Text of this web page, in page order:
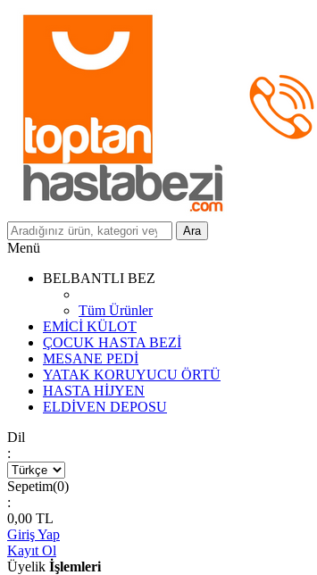
Ara
Menü
BELBANTLI BEZ
Tüm Ürünler
EMİCİ KÜLOT
ÇOCUK HASTA BEZİ
MESANE PEDİ
YATAK KORUYUCU ÖRTÜ
HASTA HİJYEN
ELDİVEN DEPOSU
Dil
:
Sepetim(0)
:
0,00 TL
Giriş Yap
Kayıt Ol
Üyelik İşlemleri